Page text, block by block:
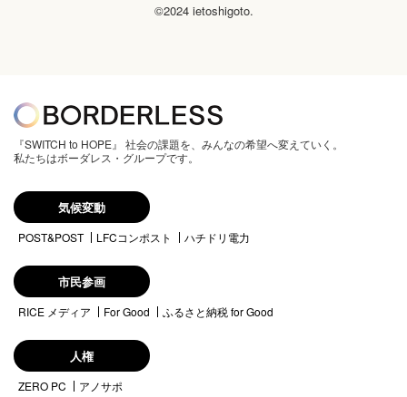
©2024 ietoshigoto.
『SWITCH to HOPE』 社会の課題を、みんなの希望へ変えていく。
私たちはボーダレス・グループです。
気候変動
POST&POST LFCコンポスト ハチドリ電力
市民参画
RICE メディア For Good ふるさと納税 for Good
人権
ZERO PC アノサポ